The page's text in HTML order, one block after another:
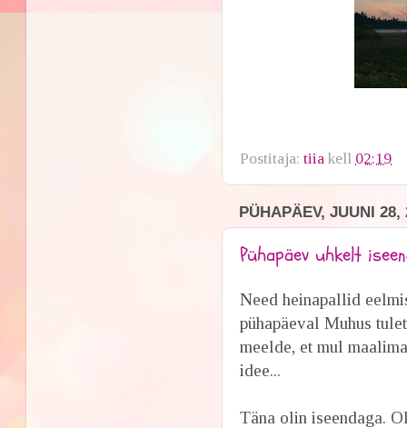
Postitaja:tiia kell 02:19
PÜHAPÄEV, JUUNI 28,
Pühapäev uhkelt
Need heinapallid
pühapäeval Muhus
meelde, et mul
idee...
Täna olin iseendaga.